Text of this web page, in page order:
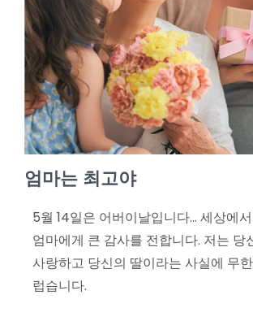
엄마는 최고야
5월 14일은 어버이날입니다... 세상에
엄마에게 큰 감사를 전합니다. 저는 당
사랑하고 당신의 딸이라는 사실에 무
럽습니다.